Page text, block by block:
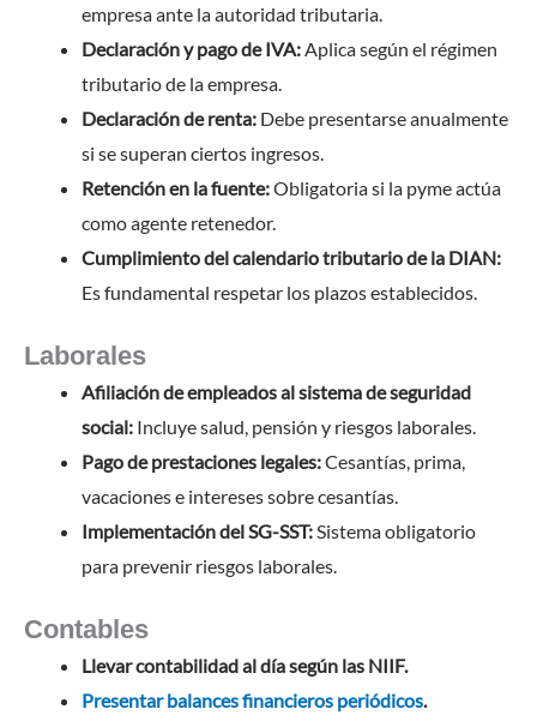
empresa ante la autoridad tributaria.
Declaración y pago de IVA:Aplica según el régimen
tributario de la empresa.
Declaración de renta: Debe presentarse anualmente
si se superan ciertos ingresos.
Retención en la fuente:Obligatoria si la pyme actúa
como agente retenedor.
Cumplimiento del calendario tributario de la DIAN:
Es fundamental respetar los plazos establecidos.
Laborales
Afiliación de empleados al sistema de seguridad
social: Incluye salud, pensión y riesgos laborales.
Pago de prestaciones legales:Cesantías, prima,
vacaciones e intereses sobre cesantías.
Implementación del SG-SST:Sistema obligatorio
para prevenir riesgos laborales.
Contables
Llevar contabilidad al día según las NIIF.
Presentar balances financieros periódicos.